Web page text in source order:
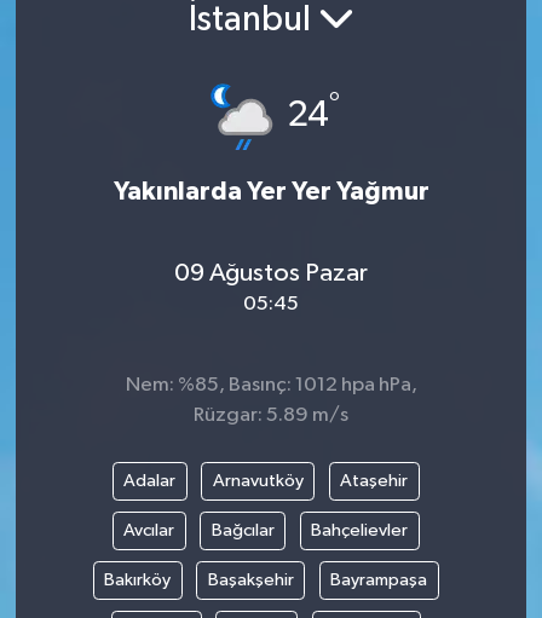
İstanbul
24°
Yakınlarda Yer Yer Yağmur
09 Ağustos Pazar
05:45
Nem: %85, Basınç: 1012 hpa hPa,
Rüzgar: 5.89 m/s
Adalar Arnavutköy Ataşehir
Avcılar Bağcılar Bahçelievler
Bakırköy Başakşehir Bayrampaşa